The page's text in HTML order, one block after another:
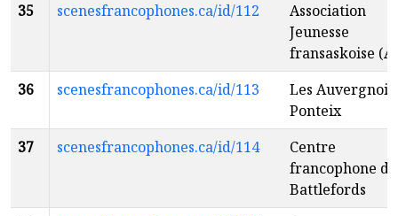
35
scenesfrancophones.ca/id/112
Association
Jeunesse
fransaskoise
36
scenesfrancophones.ca/id/113
Les Auvergnois
Ponteix
37
scenesfrancophones.ca/id/114
Centre
francophone
Battlefords